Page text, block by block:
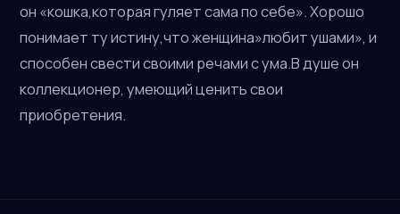
он «кошка,которая гуляет сама по себе». Хорошо
понимает ту истину,что женщина»любит ушами», и
способен свести своими речами с ума.В душе он
коллекционер, умеющий ценить свои
приобретения.